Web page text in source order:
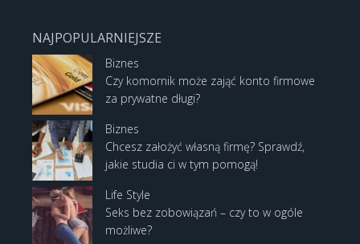
NAJPOPULARNIEJSZE
Biznes
Czy komornik może zająć konto firmowe
za prywatne długi?
Biznes
Chcesz założyć własną firmę? Sprawdź,
jakie studia ci w tym pomogą!
Life Style
Seks bez zobowiązań – czy to w ogóle
możliwe?